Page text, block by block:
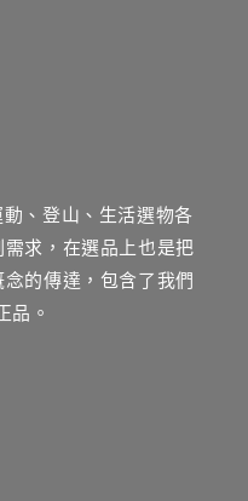
、登山、生活選物各
求，在選品上也是把
的傳達，包含了我們
品。